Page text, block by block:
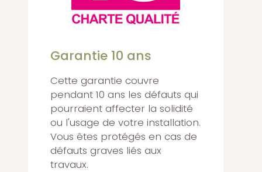
Garantie 10 ans
Cette garantie couvre
pendant 10 ans les défauts qui
pourraient affecter la solidité
ou l'usage de votre installation.
Vous êtes protégés en cas de
défauts graves liés aux
travaux.